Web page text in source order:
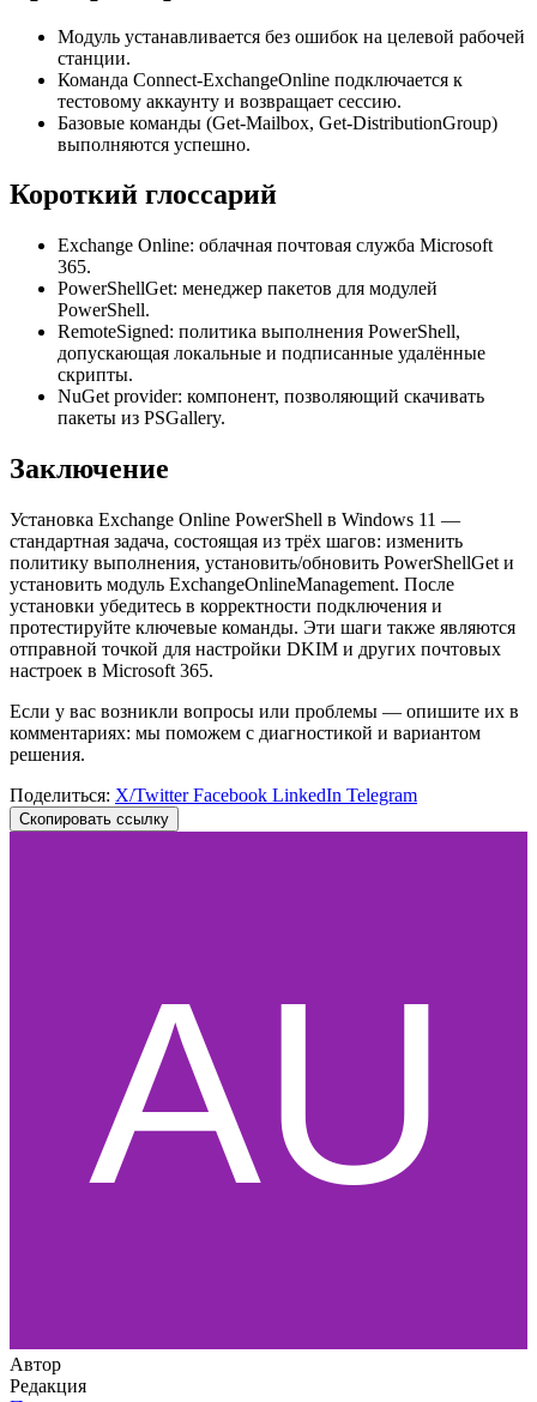
Модуль устанавливается без ошибок на целевой рабочей
станции.
Команда Connect-ExchangeOnline подключается к
тестовому аккаунту и возвращает сессию.
Базовые команды (Get-Mailbox, Get-DistributionGroup)
выполняются успешно.
Короткий глоссарий
Exchange Online: облачная почтовая служба Microsoft
365.
PowerShellGet: менеджер пакетов для модулей
PowerShell.
RemoteSigned: политика выполнения PowerShell,
допускающая локальные и подписанные удалённые
скрипты.
NuGet provider: компонент, позволяющий скачивать
пакеты из PSGallery.
Заключение
Установка Exchange Online PowerShell в Windows 11 —
стандартная задача, состоящая из трёх шагов: изменить
политику выполнения, установить/обновить PowerShellGet и
установить модуль ExchangeOnlineManagement. После
установки убедитесь в корректности подключения и
протестируйте ключевые команды. Эти шаги также являются
отправной точкой для настройки DKIM и других почтовых
настроек в Microsoft 365.
Если у вас возникли вопросы или проблемы — опишите их в
комментариях: мы поможем с диагностикой и вариантом
решения.
Поделиться: X/TwitterFacebook LinkedIn Telegram
Скопировать ссылку
Автор
Редакция